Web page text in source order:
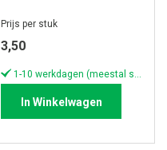
Prijs per stuk
3,50
In Winkelwagen